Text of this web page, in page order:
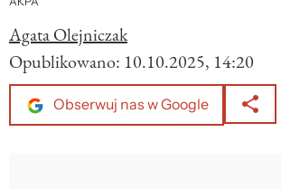
Agata Olejniczak
Opublikowano: 10.10.2025, 14:20
Obserwuj nas w Google